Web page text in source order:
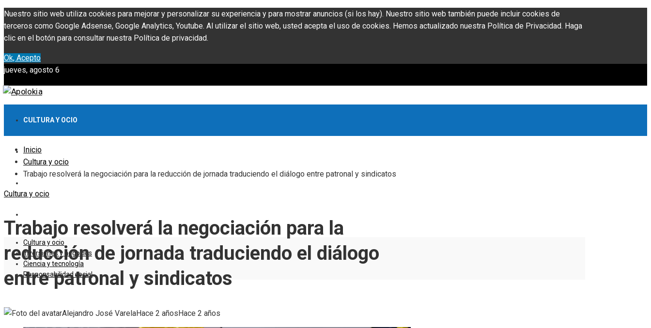
Nuestro sitio web utiliza cookies para mejorar y personalizar su experiencia y para mostrar anuncios (si los hay). Nuestro sitio web también puede incluir cookies de
terceros como Google Adsense, Google Analytics, Youtube. Al utilizar el sitio web, usted acepta el uso de cookies. Hemos actualizado nuestra Política de Privacidad. Haga
clic en el botón para consultar nuestra Política de privacidad.
Ok, Acepto
jueves, agosto 6
CULTURA Y OCIO
INVERSIONES Y NEGOCIOS
Cultura y ocio
Inversiones y negocios
Ciencia y tecnología
Responsabilidad social
Inicio
Cultura y ocio
Trabajo resolverá la negociación para la reducción de jornada traduciendo el diálogo entre patronal y sindicatos
Cultura y ocio
Trabajo resolverá la negociación para la
reducción de jornada traduciendo el diálogo
entre patronal y sindicatos
Alejandro José VarelaHace 2 años Hace 2 años